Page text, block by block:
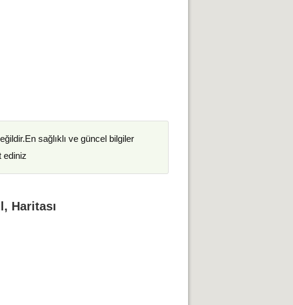
sağlıklı ve güncel bilgiler
ediniz
Haritası